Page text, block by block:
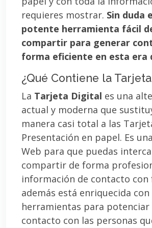
requieres mostrar. Sin duda
potente herramienta fácil
compartir para generar
forma eficiente en esta era
¿Qué Contiene la
La Tarjeta Digital es una
actual y moderna que
manera casi total a las
Presentación en papel. Es
Web para que puedas
compartir de forma
información de contacto con
además está enriquecida
herramientas para
contacto con las personas